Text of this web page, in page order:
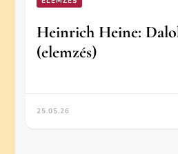
Heinrich Heine:
(elemzés)
25.05.26